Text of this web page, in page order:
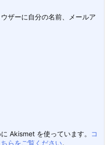
ザーに自分の名前、メールア
Akismet を使っています。
コ
らをご覧ください。